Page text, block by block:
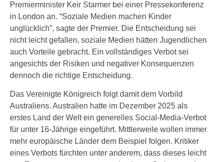
Premierminister Keir Starmer bei einer Pressekonferenz
in London an. “Soziale Medien machen Kinder
unglücklich”, sagte der Premier. Die Entscheidung sei
nicht leicht gefallen, soziale Medien hätten Jugendlichen
auch Vorteile gebracht. Ein vollständiges Verbot sei
angesichts der Risiken und negativer Konsequenzen
dennoch die richtige Entscheidung.
Das Vereinigte Königreich folgt damit dem Vorbild
Australiens. Australien hatte im Dezember 2025 als
erstes Land der Welt ein generelles Social-Media-Verbot
für unter 16-Jährige eingeführt. Mittlerweile wollen immer
mehr europäische Länder dem Beispiel folgen. Kritiker
eines Verbots fürchten unter anderem, dass dieses leicht